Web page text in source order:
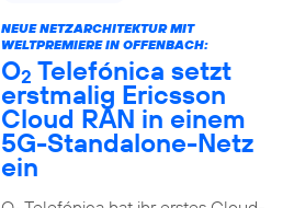
NEUE NETZARCHITEKTUR MIT
WELTPREMIERE IN OFFENBACH:
O2 Telefónica setzt
erstmalig Ericsson
Cloud RAN in einem
5G-Standalone-Netz
ein